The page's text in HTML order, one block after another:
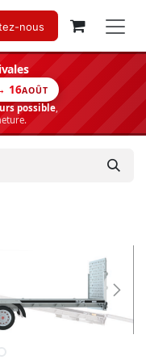
nous
16AOÛT
possible,